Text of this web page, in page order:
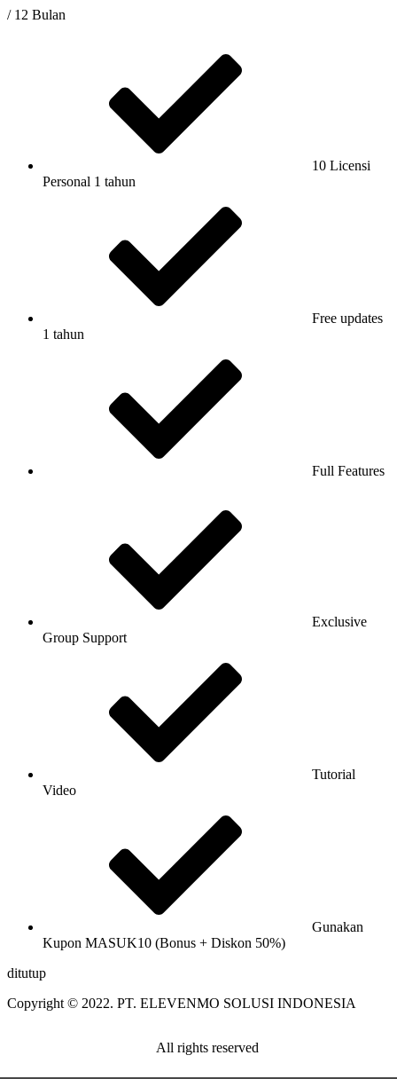
/ 12 Bulan
10 Licensi
Personal 1 tahun
Free updates
1 tahun
Full Features
Exclusive
Group Support
Tutorial
Video
Gunakan
Kupon MASUK10 (Bonus + Diskon 50%)
ditutup
Copyright © 2022. PT. ELEVENMO SOLUSI INDONESIA
All rights reserved